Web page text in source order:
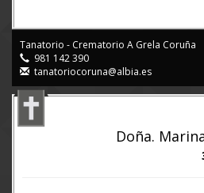
Ruegan una oración por el
agradecen la asistencia al funeral
lugar en la iglesia parroquial de A
(barrio Das Flores), el día 15, a
favores por los que la familia
gracias.
Tanatorio-Crematorio Albia A
Tanatorio - Crematorio A Grela Coruña
981 142 390
tanatoriocoruna@albia.es
Doña.